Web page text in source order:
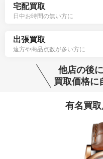
宅配買取
日中お時間の無い方に
出張買取
遠方や商品点数が多い方に
他店の後
買取価格に
有名買